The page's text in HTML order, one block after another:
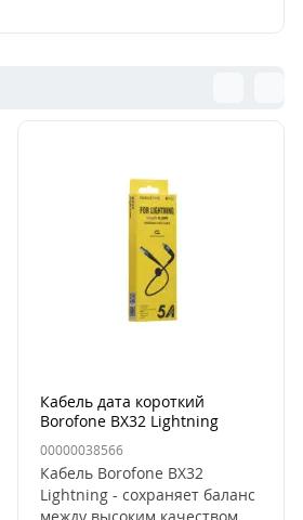
Кабель дата короткий
Borofone BX32 Lightning
0.25м Чёрный
00000038566
Кабель Borofone BX32
Lightning - сохраняет баланс